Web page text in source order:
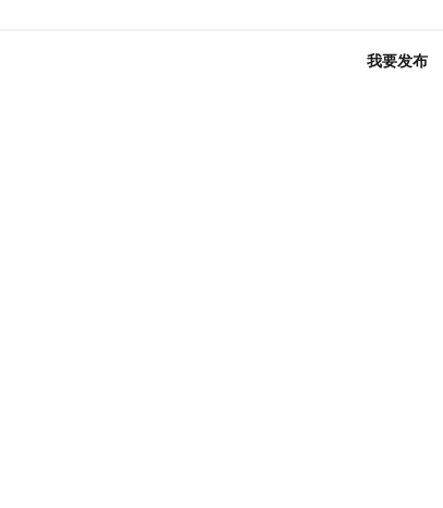
我要发布